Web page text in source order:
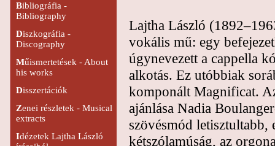
Bibliográfia -
Bibliography
Diszkográfia -
Discography
Műismertetések - About
his works
Disszertációk
Zenei részletek - Musical
extracts
Idézetek Lajtha László
Lajtha László
vokális mű: egy
úgynevezett a cappella
alkotás. Ez utóbbiak
komponált Magnificat.
ajánlása Nadia
szövésmód
kétszólamúság, az